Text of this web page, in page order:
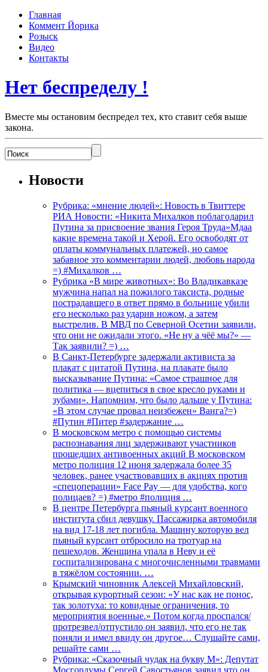
Главная
Коммент Йорика
Розыск
Видео
Контакты
Нет беспределу !
Вместе мы остановим беспредел тех, кто ставит себя выше
закона.
Новости
Рубрика: «мнение людей»: Новость в Твиттере
РИА Новости: «Никита Михалков поблагодарил
Путина за присвоение звания Героя Труда»Мдаа
какие времена такой и Херой. Его освободят от
оплаты коммунальных платежей, но самое
забавное это комментарии людей, любовь народа
=) #Михалков …
Рубрика «В мире животных»: Во Владикавказе
мужчина напал на пожилого таксиста, родные
пострадавшего в ответ прямо в больнице убили
его несколько раз ударив ножом, а затем
выстрелив. В МВД по Северной Осетии заявили,
что они не ожидали этого. «Не ну а чёё мы?» —
Так заявили? =) …
В Санкт-Петербурге задержали активиста за
плакат с цитатой Путина, на плакате было
высказывание Путина: «Самое страшное для
политика — вцепиться в свое кресло руками и
зубами». Напомним, что было дальше у Путина:
«В этом случае провал неизбежен» Ванга?=)
#Путин #Питер #задержание …
В московском метро с помощью системы
распознавания лиц задерживают участников
прошедших антивоенных акций В московском
метро полиция 12 июня задержала более 35
человек, ранее участвовавших в акциях против
«спецоперации» Face Pay — для удобства, кого
полицаев? =) #метро #полиция …
В центре Петербурга пьяный курсант военного
института сбил девушку. Пассажирка автомобиля
на вид 17-18 лет погибла. Машину которую вел
пьяный курсант отбросило на тротуар на
пешеходов. Женщина упала в Неву и её
госпитализирована с многочисленными травмами
в тяжёлом состоянии. …
Крымский чиновник Алексей Михайловский,
открывая курортный сезон: «У нас как не понос,
так золотуха: то ковидные ограничения, то
мероприятия военные.» Потом когда проспался/
протрезвел/отпустило он заявил, что его не так
поняли и имел ввиду он другое… Слушайте сами,
решайте сами …
Рубрика: «Сказочный чудак на букву М»: Депутат
Мосгордумы Сергей Савостьянов заявил что он